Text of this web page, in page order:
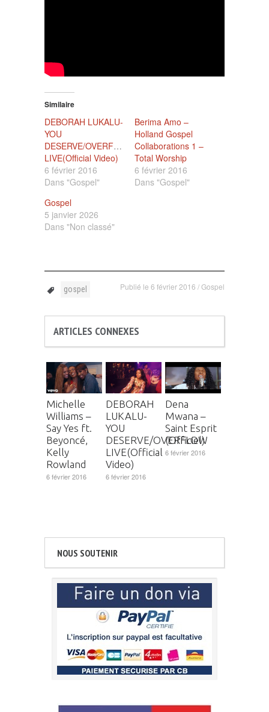
Similaire
DEBORAH LUKALU-
YOU
DESERVE/OVERFLOW
LIVE(Official Video)
6 février 2016
Dans "Gospel"
Berima Amo –
Holland Gospel
Collaborations 1 –
Total Worship
6 février 2016
Dans "Gospel"
Gospel
5 janvier 2026
Dans "Non classé"
Publié le 6 février 2016 /Gospel
gospel
ARTICLES CONNEXES
Michelle
Williams –
Say Yes ft.
Beyoncé,
Kelly
Rowland
6 février 2016
DEBORAH
LUKALU-
YOU
DESERVE/OVERFLOW
LIVE(Official
Video)
6 février 2016
Dena
Mwana –
Saint Esprit
(Officiel)
6 février 2016
NOUS SOUTENIR